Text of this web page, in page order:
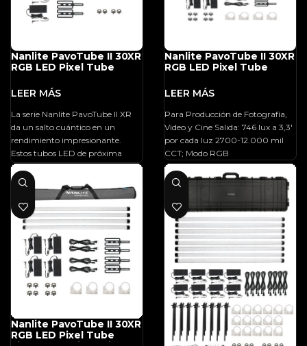
Nanlite PavoTube II 30XR
RGB LED Pixel Tube
La serie Nanlite PavoTube II XR
da un salto cuántico en un
rendimiento impresionante.
Estos tubos LED de próxima
generación ofrecen un control de
píxeles que despertará la
imaginación de los creadores de
todo el mundo.
Nanlite PavoTube II 30XR
RGB LED Pixel Tube
Para Producción de Fotografía,
Video y Cine Salida: 746 lux a 3,3′
por cada luz 2700-12.000 mil
CCT; Modo RGB
Nanlite PavoTube II 30XR
RGB LED Pixel Tube